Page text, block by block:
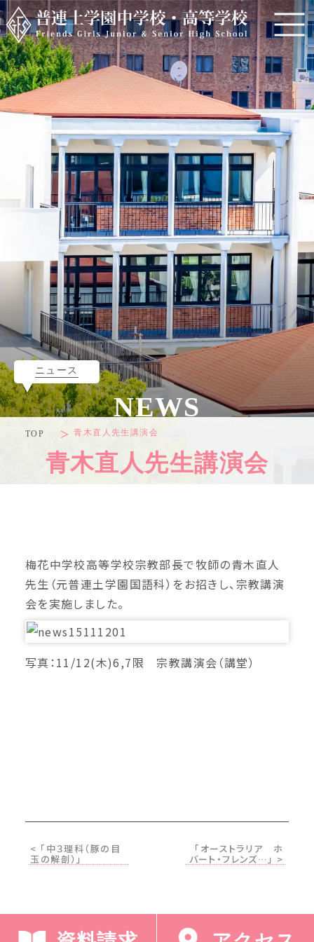
TOP 青木直人先生講演会
青木直人先生講演会
NEWS
ニュース
梅花中学校高等学校宗教部長で牧師の青木直人
先生（元普連土学園国語科）をお招きし、宗教講演
会を実施しました。
写真：11/12(木)6,7限 宗教講演会（講堂）
< 「中３理科（豚の目
玉の解剖）」
「オーストラリア ホ
バート・フレンズ…」 >